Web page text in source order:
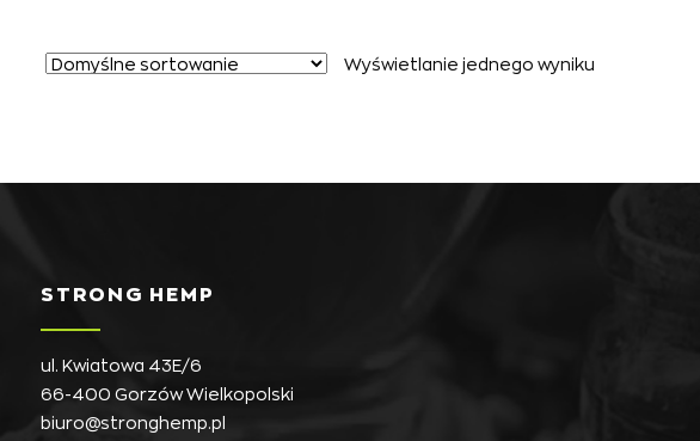
Wyświetlanie jednego wyniku
STRONG HEMP
ul. Kwiatowa 43E/6
66-400 Gorzów Wielkopolski
biuro@stronghemp.pl